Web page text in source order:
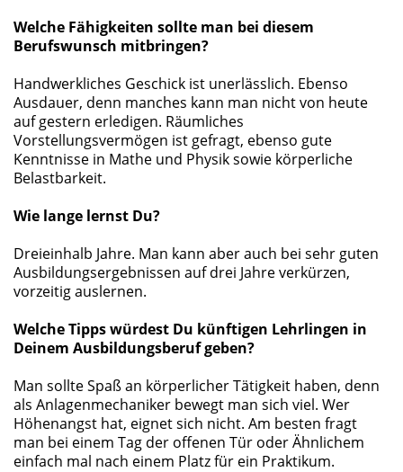
Welche Fähigkeiten sollte man bei diesem
Berufswunsch mitbringen?
Handwerkliches Geschick ist unerlässlich. Ebenso
Ausdauer, denn manches kann man nicht von heute
auf gestern erledigen. Räumliches
Vorstellungsvermögen ist gefragt, ebenso gute
Kenntnisse in Mathe und Physik sowie körperliche
Belastbarkeit.
Wie lange lernst Du?
Dreieinhalb Jahre. Man kann aber auch bei sehr guten
Ausbildungsergebnissen auf drei Jahre verkürzen,
vorzeitig auslernen.
Welche Tipps würdest Du künftigen Lehrlingen in
Deinem Ausbildungsberuf geben?
Man sollte Spaß an körperlicher Tätigkeit haben, denn
als Anlagenmechaniker bewegt man sich viel. Wer
Höhenangst hat, eignet sich nicht. Am besten fragt
man bei einem Tag der offenen Tür oder Ähnlichem
einfach mal nach einem Platz für ein Praktikum.